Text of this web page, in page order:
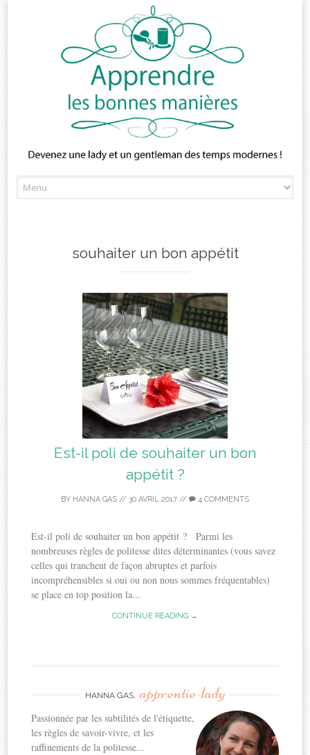
to
souhaiter un bon appétit
Est-il poli de souhaiter un bon
appétit ?
BY HANNA GAS // 30 AVRIL 2017 // 4 COMMENTS
Est-il poli de souhaiter un bon appétit ? Parmi les
nombreuses règles de politesse dites déterminantes (vous savez
celles qui tranchent de façon abruptes et parfois
incompréhensibles si oui ou non nous sommes fréquentables)
se place en top position la...
CONTINUE READING →
HANNA GAS, apprentie-lady
Passionnée par les subtilités de l'étiquette,
les règles de savoir-vivre, et les
raffinements de la politesse...